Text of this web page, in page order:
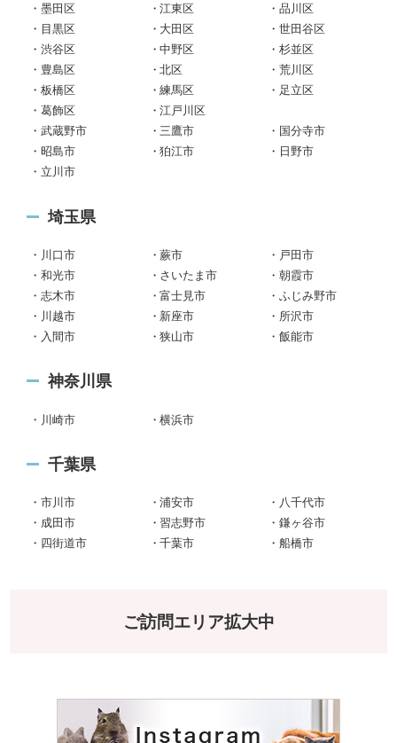
墨田区
江東区
品川区
目黒区
大田区
世田谷区
渋谷区
中野区
杉並区
豊島区
北区
荒川区
板橋区
練馬区
足立区
葛飾区
江戸川区
武蔵野市
三鷹市
国分寺市
昭島市
狛江市
日野市
立川市
埼玉県
川口市 蕨市
戸田市
和光市
さいたま市
朝霞市
志木市
富士見市
ふじみ野市
川越市
新座市
所沢市
入間市
狭山市 飯能市
神奈川県
川崎市 横浜市
千葉県
市川市 浦安市
八千代市
成田市
習志野市
鎌ヶ谷市
四街道市
千葉市 船橋市
ご訪問エリア拡大中